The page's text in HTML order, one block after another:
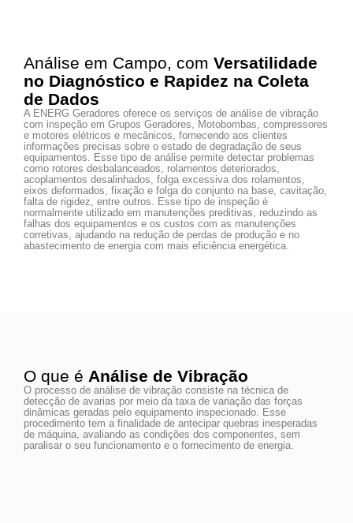
Análise em Campo, com Versatilidade
no Diagnóstico e Rapidez na Coleta
de Dados
A ENERG Geradores oferece os serviços de análise de vibração
com inspeção em Grupos Geradores, Motobombas, compressores
e motores elétricos e mecânicos, fornecendo aos clientes
informações precisas sobre o estado de degradação de seus
equipamentos. Esse tipo de análise permite detectar problemas
como rotores desbalanceados, rolamentos deteriorados,
acoplamentos desalinhados, folga excessiva dos rolamentos,
eixos deformados, fixação e folga do conjunto na base, cavitação,
falta de rigidez, entre outros. Esse tipo de inspeção é
normalmente utilizado em manutenções preditivas, reduzindo as
falhas dos equipamentos e os custos com as manutenções
corretivas, ajudando na redução de perdas de produção e no
abastecimento de energia com mais eficiência energética.
O que é Análise de Vibração
O processo de análise de vibração consiste na técnica de
detecção de avarias por meio da taxa de variação das forças
dinâmicas geradas pelo equipamento inspecionado. Esse
procedimento tem a finalidade de antecipar quebras inesperadas
de máquina, avaliando as condições dos componentes, sem
paralisar o seu funcionamento e o fornecimento de energia.